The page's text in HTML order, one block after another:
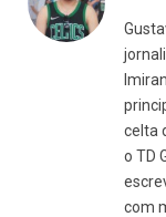
celta
o TD
com